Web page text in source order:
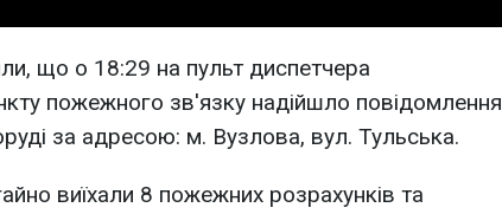
що о 18:29 на пульт диспетчера
пожежного зв'язку надійшло повідомлення
за адресою: м. Вузлова, вул. Тульська.
виїхали 8 пожежних розрахунків та